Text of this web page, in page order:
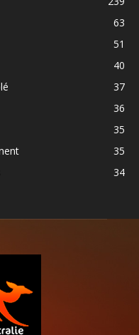
63
51
40
37
36
35
35
34